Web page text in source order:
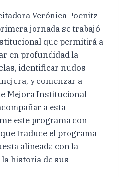
Verónica Poenitz
jornada se trabajó
que permitirá a
en profundidad la
identificar nudos
y comenzar a
Mejora Institucional
a esta
este programa con
traduce el programa
alineada con la
la historia de sus